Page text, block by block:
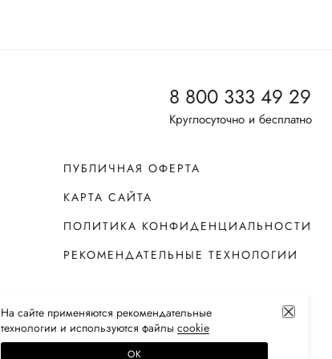
8 800 333 49 29
Круглосуточно и бесплатно
ПУБЛИЧНАЯ ОФЕРТА
КАРТА САЙТА
ПОЛИТИКА КОНФИДЕНЦИАЛЬНОСТИ
РЕКОМЕНДАТЕЛЬНЫЕ ТЕХНОЛОГИИ
На сайте применяются рекомендательные
технологии и используются файлы сооkiе
ОК